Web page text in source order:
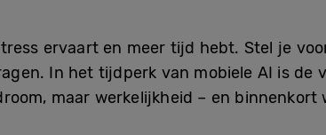
ervaart en meer tijd hebt. Stel je
In het tijdperk van mobiele AI is
maar werkelijkheid – en